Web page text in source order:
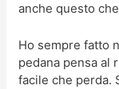
anche questo
Ho sempre fatto
pedana pensa al
facile che perda.